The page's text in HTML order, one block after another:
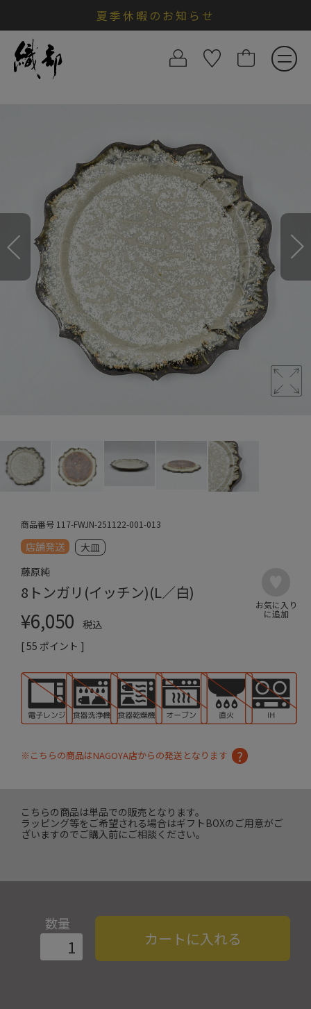
夏季休暇のお知らせ
商品番号 117-FWJN-251122-001-013
店舗発送
大皿
藤原純
8トンガリ(イッチン)(L／白)
¥6,050
税込
[55 ポイント ]
※こちらの商品はNAGOYA店からの発送となります
こちらの商品は単品での販売となります。
ラッピング等をご希望される場合はギフトBOXのご用意がご
ざいますのでご購入前にご相談ください。
数量
カートに入れる